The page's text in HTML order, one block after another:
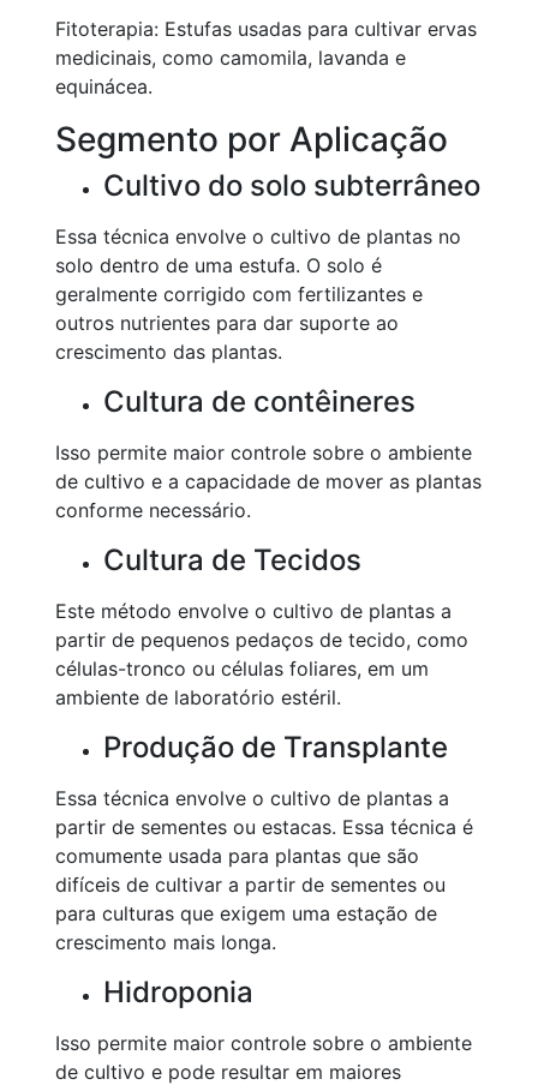
Fitoterapia: Estufas usadas para cultivar ervas
medicinais, como camomila, lavanda e
equinácea.
Segmento por Aplicação
Cultivo do solo subterrâneo
Essa técnica envolve o cultivo de plantas no
solo dentro de uma estufa. O solo é
geralmente corrigido com fertilizantes e
outros nutrientes para dar suporte ao
crescimento das plantas.
Cultura de contêineres
Isso permite maior controle sobre o ambiente
de cultivo e a capacidade de mover as plantas
conforme necessário.
Cultura de Tecidos
Este método envolve o cultivo de plantas a
partir de pequenos pedaços de tecido, como
células-tronco ou células foliares, em um
ambiente de laboratório estéril.
Produção de Transplante
Essa técnica envolve o cultivo de plantas a
partir de sementes ou estacas. Essa técnica é
comumente usada para plantas que são
difíceis de cultivar a partir de sementes ou
para culturas que exigem uma estação de
crescimento mais longa.
Hidroponia
Isso permite maior controle sobre o ambiente
de cultivo e pode resultar em maiores